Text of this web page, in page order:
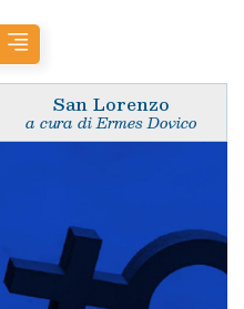
San Lorenzo
a cura di Ermes Dovico